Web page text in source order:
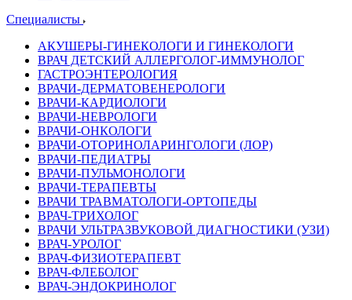
Специалисты
АКУШЕРЫ-ГИНЕКОЛОГИ И ГИНЕКОЛОГИ
ВРАЧ ДЕТСКИЙ АЛЛЕРГОЛОГ-ИММУНОЛОГ
ГАСТРОЭНТЕРОЛОГИЯ
ВРАЧИ-ДЕРМАТОВЕНЕРОЛОГИ
ВРАЧИ-КАРДИОЛОГИ
ВРАЧИ-НЕВРОЛОГИ
ВРАЧИ-ОНКОЛОГИ
ВРАЧИ-ОТОРИНОЛАРИНГОЛОГИ (ЛОР)
ВРАЧИ-ПЕДИАТРЫ
ВРАЧИ-ПУЛЬМОНОЛОГИ
ВРАЧИ-ТЕРАПЕВТЫ
ВРАЧИ ТРАВМАТОЛОГИ-ОРТОПЕДЫ
ВРАЧ-ТРИХОЛОГ
ВРАЧИ УЛЬТРАЗВУКОВОЙ ДИАГНОСТИКИ (УЗИ)
ВРАЧ-УРОЛОГ
ВРАЧ-ФИЗИОТЕРАПЕВТ
ВРАЧ-ФЛЕБОЛОГ
ВРАЧ-ЭНДОКРИНОЛОГ